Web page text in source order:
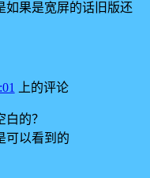
如果是宽屏的话旧版还
上的评论
的？
可以看到的